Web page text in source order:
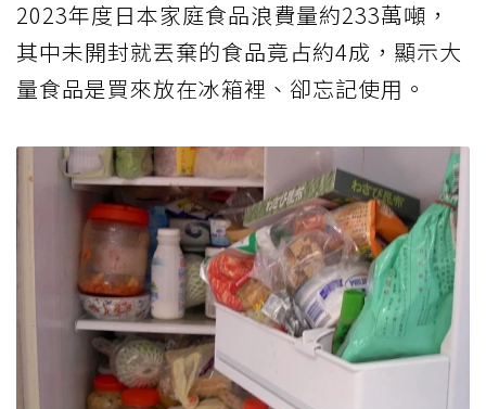
2023年度日本家庭食品浪費量約233萬噸，
其中未開封就丟棄的食品竟占約4成，顯示大
量食品是買來放在冰箱裡、卻忘記使用。